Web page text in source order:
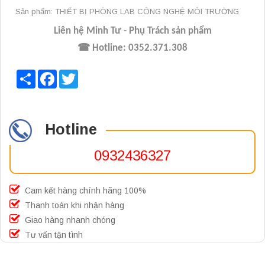
Sản phẩm: THIẾT BỊ PHÒNG LAB CÔNG NGHỆ MÔI TRƯỜNG
Liên hệ Minh Tư - Phụ Trách sản phẩm
☎ Hotline: 0352.371.308
Share Facebook
Hotline
0932436327
Cam kết hàng chính hãng 100%
Thanh toán khi nhận hàng
Giao hàng nhanh chóng
Tư vấn tận tình